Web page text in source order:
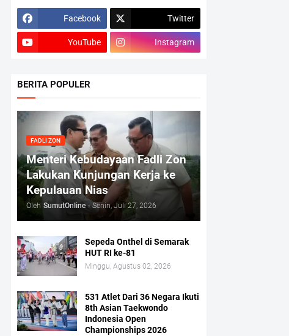
Facebook Twitter
YouTube Instagram
BERITA POPULER
FADLI ZON
Menteri Kebudayaan Fadli Zon
Lakukan Kunjungan Kerja ke
Kepulauan Nias
Oleh SumutOnline - Senin, Juli 27, 2026
Sepeda Onthel di Semarak
HUT RI ke-81
Minggu, Agustus 02, 2026
531 Atlet Dari 36 Negara Ikuti
8th Asian Taekwondo
Indonesia Open
Championships 2026